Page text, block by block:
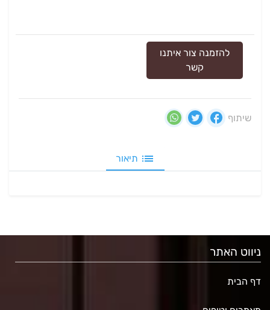
להזמנה צור איתנו
קשר
שיתוף
תיאור
ניווט האתר
דף הבית